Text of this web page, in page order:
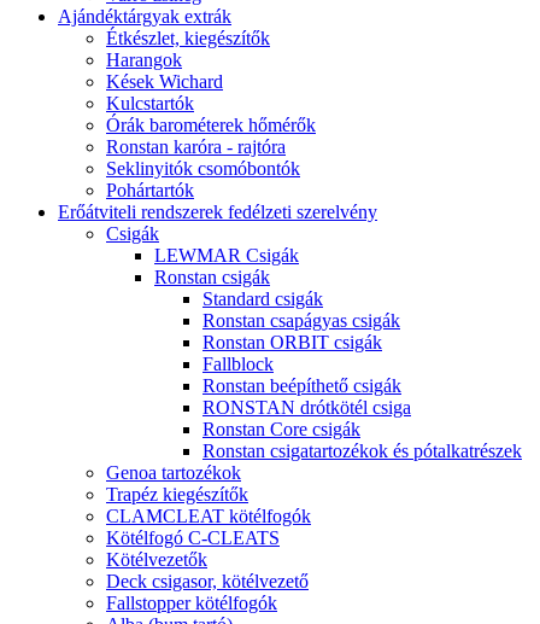
Ajándéktárgyak extrák
Étkészlet, kiegészítők
Harangok
Kések Wichard
Kulcstartók
Órák barométerek hőmérők
Ronstan karóra - rajtóra
Seklinyitók csomóbontók
Pohártartók
Erőátviteli rendszerek fedélzeti szerelvény
Csigák
LEWMAR Csigák
Ronstan csigák
Standard csigák
Ronstan csapágyas csigák
Ronstan ORBIT csigák
Fallblock
Ronstan beépíthető csigák
RONSTAN drótkötél csiga
Ronstan Core csigák
Ronstan csigatartozékok és pótalkatrészek
Genoa tartozékok
Trapéz kiegészítők
CLAMCLEAT kötélfogók
Kötélfogó C-CLEATS
Kötélvezetők
Deck csigasor, kötélvezető
Fallstopper kötélfogók